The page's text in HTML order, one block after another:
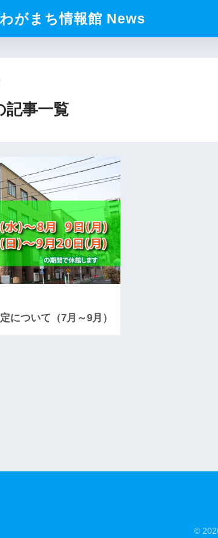
がまち情報館 News
記事一覧
ついて（7月～9月）
©